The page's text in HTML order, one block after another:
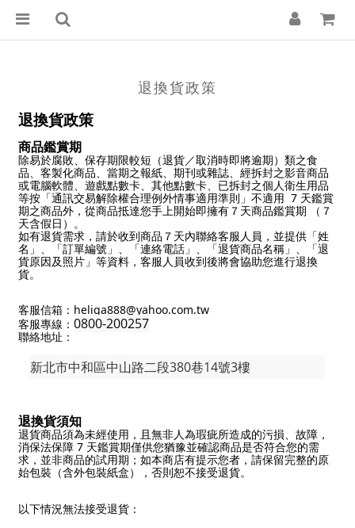
退換貨政策
退換貨政策
商品鑑賞期
除易於腐敗、保存期限較短（退貨／取消時即將逾期）類之食
品、客製化商品、當期之報紙、期刊或雜誌、經拆封之影音商品
或電腦軟體、遊戲點數卡、其他點數卡、已拆封之個人衛生用品
等按「通訊交易解除權合理例外情事適用準則」不適用 7 天鑑賞
期之商品外，從商品抵達您手上開始即擁有７天商品鑑賞期 （７
天含假日）。
如有退貨需求，請於收到商品７天內聯絡客服人員，並提供「姓
名」、「訂單編號」、「連絡電話」、「退貨商品名稱」、「退
貨原因及照片」等資料，客服人員收到後將會協助您進行退換
貨。
客服信箱：heliga888@yahoo.com.tw
客服專線： 0800-200257
聯絡地址：
新北市中和區中山路二段380巷14號3樓
退換貨須知
退貨商品須為未經使用，且無非人為瑕疵所造成的污損、故障，
消保法保障 7 天鑑賞期僅供您猶豫並確認商品是否符合您的需
求，並非商品的試用期；如本商店有提示您者，請保留完整的原
始包裝（含外包裝紙盒），否則恕不接受退貨。
以下情況無法接受退貨：